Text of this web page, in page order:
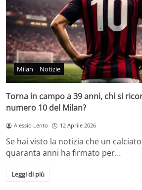
Milan Notizie
Torna in campo a 39 anni, chi si
numero 10 del Milan?
Alessio Lento 12 Aprile 2026
Se hai visto la notizia che un
quaranta anni ha firmato per…
Leggi di più